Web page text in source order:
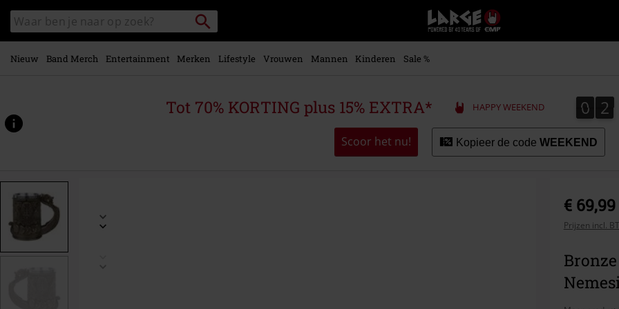
naar
hoofdinhoud
Zoek
in
catalogus
Packstation
zoeken
Large
–
Muziek-,
+
kleding
Nieuw Band Merch Entertainment Merken Lifestyle Vrouwen Mannen Kinderen Sale %
Tot 70% KORTING plus 15% EXTRA* HAPPY WEEKEND 0
0 2
2
Scoor het nu! Kopieer de code WEEKEND
www.large.nl/p/bronze-
455819St.html
€ 69,99
Prijzen incl.